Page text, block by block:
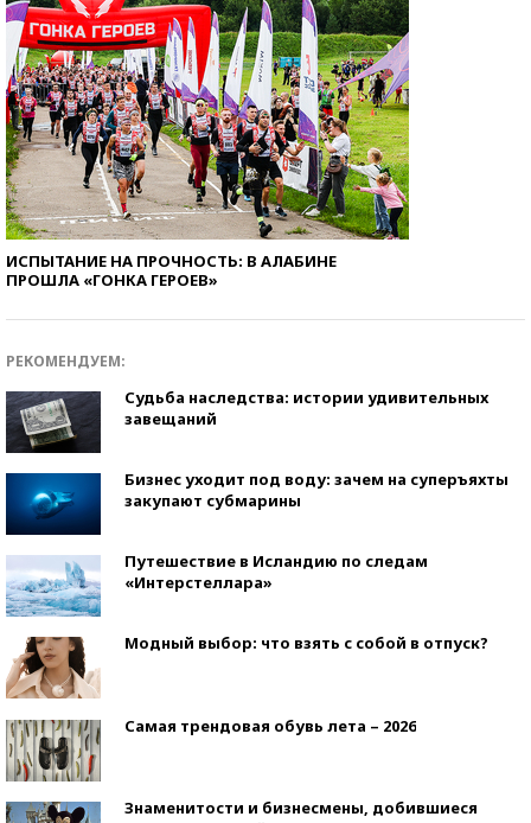
ИСПЫТАНИЕ НА ПРОЧНОСТЬ: В АЛАБИНЕ
ПРОШЛА «ГОНКА ГЕРОЕВ»
РЕКОМЕНДУЕМ:
Судьба наследства: истории удивительных
завещаний
Бизнес уходит под воду: зачем на суперъяхты
закупают субмарины
Путешествие в Исландию по следам
«Интерстеллара»
Модный выбор: что взять с собой в отпуск?
Самая трендовая обувь лета – 2026
Знаменитости и бизнесмены, добившиеся